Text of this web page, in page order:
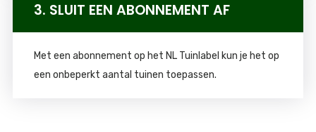
3. SLUIT EEN ABONNEMENT AF
Met een abonnement op het NL Tuinlabel kun je het op
een onbeperkt aantal tuinen toepassen.